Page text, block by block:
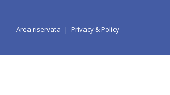
Area riservata Privacy & Policy